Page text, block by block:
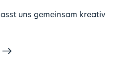
uns gemeinsam kreativ